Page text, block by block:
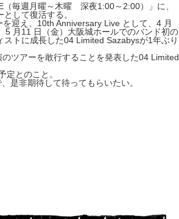
（毎週月曜～木曜 深夜1:00～2:00）」に、
して復活する。
迎え、10th Anniversary Live として、4 月
5 月11 日（金）大阪城ホールでのバンド初の
ストに成長した04 Limited Sazabysが1年ぶり
ツアーを敢行することを発表した04 Limited
定とのこと。
是非期待して待ってもらいたい。